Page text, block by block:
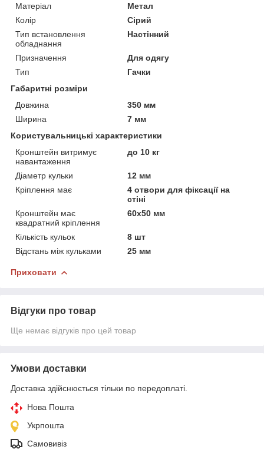
Матеріал
Метал
Колір
Сірий
Тип встановлення
обладнання
Настінний
Призначення
Для одягу
Тип
Гачки
Габаритні розміри
Довжина
350 мм
Ширина
7 мм
Користувальницькі характеристики
Кронштейн витримує
навантаження
до 10 кг
Діаметр кульки
12 мм
Кріплення має
4 отвори для фіксації на
стіні
Кронштейн має
квадратний кріплення
60х50 мм
Кількість кульок
8 шт
Відстань між кульками
25 мм
Приховати
Відгуки про товар
Ще немає відгуків про цей товар
Умови доставки
Доставка здійснюється тільки по передоплаті.
Нова Пошта
Укрпошта
Самовивіз